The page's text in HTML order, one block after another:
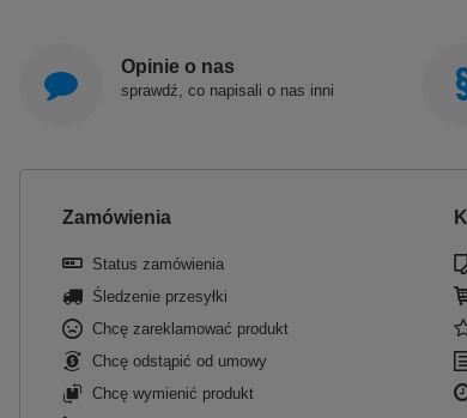
Opinie o nas
sprawdź, co napisali o nas inni
Zamówienia
Status zamówienia
Śledzenie przesyłki
Chcę zareklamować produkt
Chcę odstąpić od umowy
Chcę wymienić produkt